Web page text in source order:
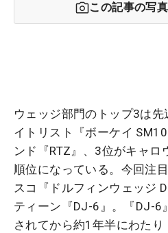
この記事の写真
ウェッジ部門のトップ3は
イトリスト『ボーケイ
ンド『RTZ』、3位がキャロ
順位になっている。今回注
スコ『ドルフィンウェッジ
ティーン『DJ-6』。『DJ-6
されてから約1年半にわた